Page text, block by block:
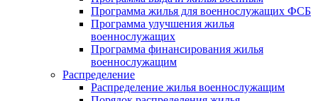
Программа жилья для военнослужащих ФСБ
Программа улучшения жилья
военнослужащих
Программа финансирования жилья
военнослужащим
Распределение
Распределение жилья военнослужащим